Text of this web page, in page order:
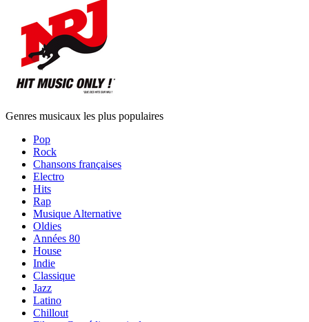
Genres musicaux les plus populaires
Pop
Rock
Chansons françaises
Electro
Hits
Rap
Musique Alternative
Oldies
Années 80
House
Indie
Classique
Jazz
Latino
Chillout